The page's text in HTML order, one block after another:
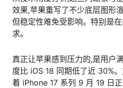
效果,苹果重写了不少底层图形
但稳定性难免受影响。特别是
求。
真正让苹果感到压力的,是用户
度比 iOS 18 同期低了近 30%
着 iPhone 17 系列 9 月 19 日